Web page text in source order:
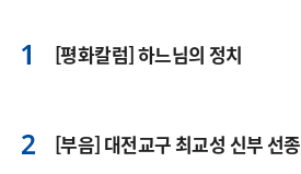
[평화칼럼] 하느님의 정치
[부음] 대전교구 최교성 신부 선종